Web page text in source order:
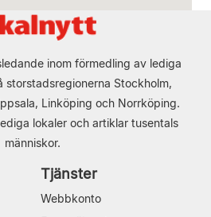
inom förmedling av lediga
storstadsregionerna Stockholm,
Linköping och Norrköping.
lokaler och artiklar tusentals
människor.
Tjänster
Webbkonto